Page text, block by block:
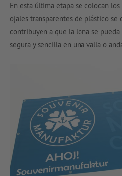
En esta última etapa se colocan
ojales transparentes de plástico se
contribuyen a que la lona se
segura y sencilla en una valla o